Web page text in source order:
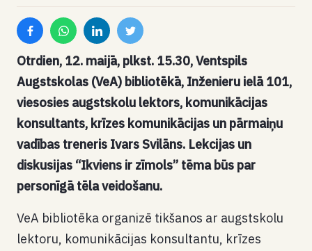
Otrdien, 12. maijā, plkst. 15.30, Ventspils
Augstskolas (VeA) bibliotēkā, Inženieru ielā 101,
viesosies augstskolu lektors, komunikācijas
konsultants, krīzes komunikācijas un pārmaiņu
vadības treneris Ivars Svilāns. Lekcijas un
diskusijas “Ikviens ir zīmols” tēma būs par
personīgā tēla veidošanu.
VeA bibliotēka organizē tikšanos ar augstskolu
lektoru, komunikācijas konsultantu, krīzes